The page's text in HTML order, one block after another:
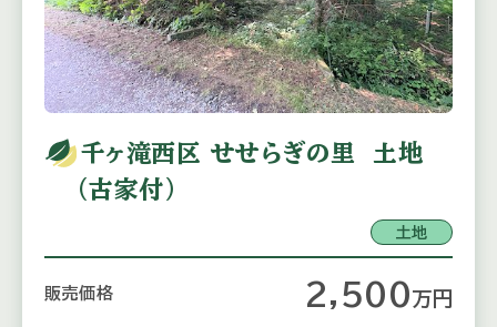
千ヶ滝西区 せせらぎの里 土地
（古家付）
土地
販売価格 2,500万 円